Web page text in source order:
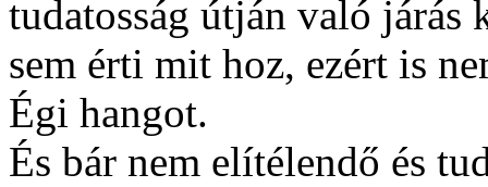
tudatosság útján való járás
sem érti mit hoz, ezért is
Égi hangot.
És bár nem elítélendő és